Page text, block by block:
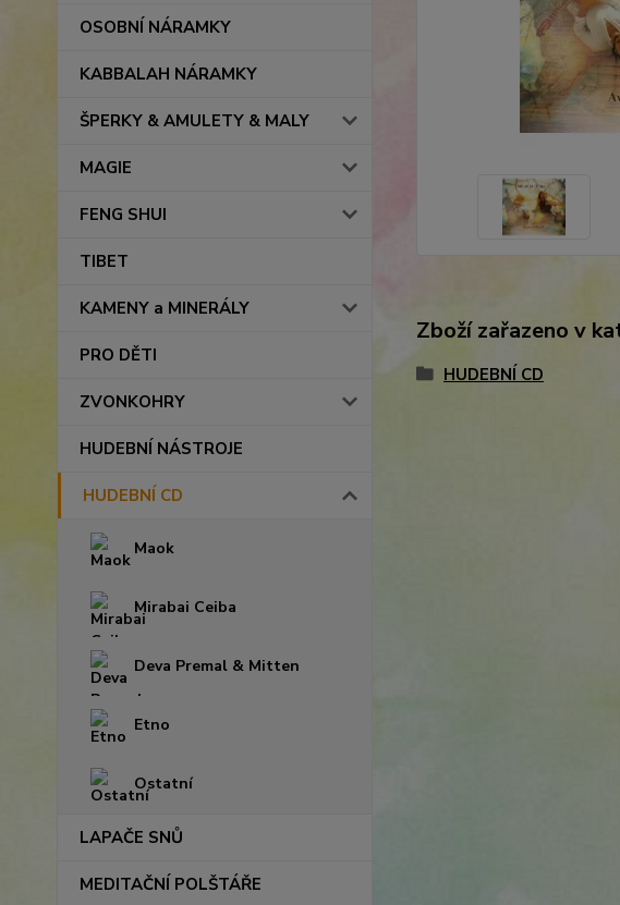
OSOBNÍ NÁRAMKY
KABBALAH NÁRAMKY
ŠPERKY & AMULETY & MALY
MAGIE
FENG SHUI
TIBET
KAMENY a MINERÁLY
PRO DĚTI
ZVONKOHRY
HUDEBNÍ NÁSTROJE
HUDEBNÍ CD
Maok
Mirabai Ceiba
Deva Premal & Mitten
Etno
Ostatní
LAPAČE SNŮ
MEDITAČNÍ POLŠTÁŘE
Zboží zařazeno v
HUDEBNÍ CD